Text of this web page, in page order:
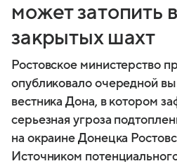
может затопить
закрытых шахт
Ростовское министерство
опубликовало очередной
вестника Дона, в котором
серьезная угроза
на окраине Донецка
Источником